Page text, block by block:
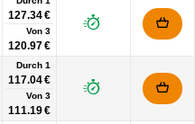
127.34 €
Von 3
120.97 €
Durch 1
117.04 €
Von 3
111.19 €